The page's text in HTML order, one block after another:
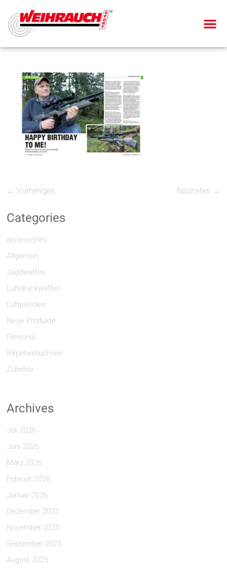
← Vorheriges Nächstes →
Categories
accessories
Allgemein
Jagdwaffen
Luftdruckwaffen
Luftpistolen
Neue Produkte
Personal
Repetierbüchsen
Zubehör
Archives
Juli 2026
Juni 2026
März 2026
Februar 2026
Januar 2026
Dezember 2025
November 2025
September 2025
August 2025